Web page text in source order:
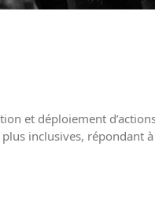
et déploiement
inclusives, répondant